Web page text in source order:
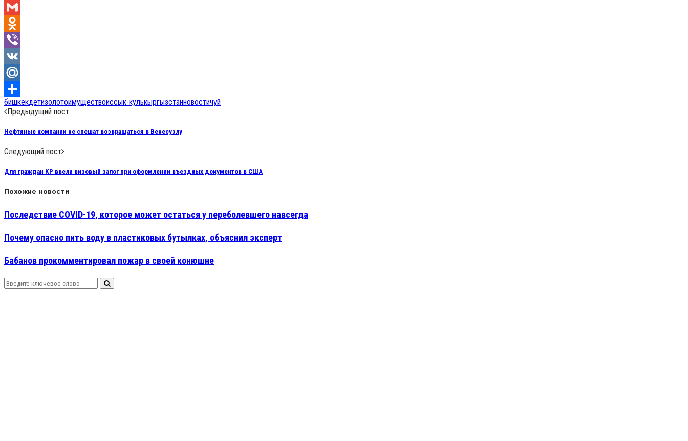
Email
Gmail
Odnoklassniki
Viber
VK
Mail.Ru
Отправить
бишкекдетизолотоимуществоиссык-кулькыргызстанновостичуй
Предыдущий пост
Нефтяные компании не спешат возвращаться в Венесуэлу
Следующий пост
Для граждан КР ввели визовый залог при оформлении въездных документов в США
Похожие новости
Последствие COVID-19, которое может остаться у переболевшего навсегда
Почему опасно пить воду в пластиковых бутылках, объяснил эксперт
Бабанов прокомментировал пожар в своей конюшне
Search
for:
Search